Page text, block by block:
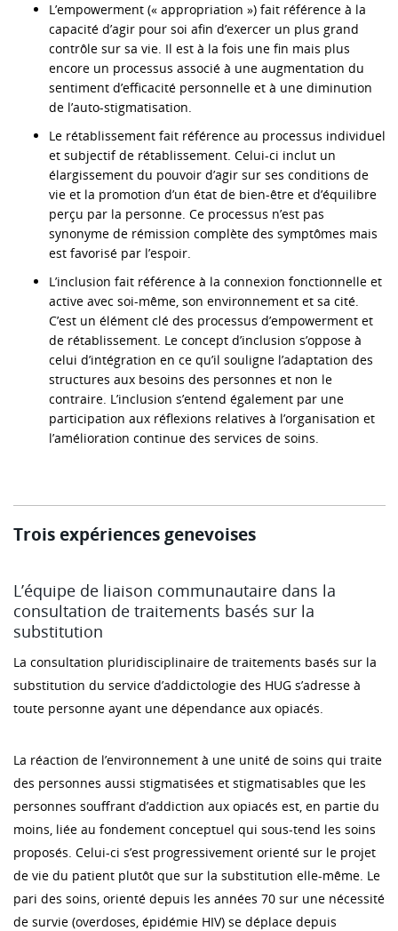
L’empowerment (« appropriation ») fait référence à la
capacité d’agir pour soi afin d’exercer un plus grand
contrôle sur sa vie. Il est à la fois une fin mais plus
encore un processus associé à une augmentation du
sentiment d’efficacité personnelle et à une diminution
de l’auto-stigmatisation.
Le rétablissement fait référence au processus individuel
et subjectif de rétablissement. Celui-ci inclut un
élargissement du pouvoir d’agir sur ses conditions de
vie et la promotion d’un état de bien-être et d’équilibre
perçu par la personne. Ce processus n’est pas
synonyme de rémission complète des symptômes mais
est favorisé par l’espoir.
L’inclusion fait référence à la connexion fonctionnelle et
active avec soi-même, son environnement et sa cité.
C’est un élément clé des processus d’empowerment et
de rétablissement. Le concept d’inclusion s’oppose à
celui d’intégration en ce qu’il souligne l’adaptation des
structures aux besoins des personnes et non le
contraire. L’inclusion s’entend également par une
participation aux réflexions relatives à l’organisation et
l’amélioration continue des services de soins.
Trois expériences genevoises
L’équipe de liaison communautaire dans la
consultation de traitements basés sur la
substitution
La consultation pluridisciplinaire de traitements basés sur la
substitution du service d’addictologie des HUG s’adresse à
toute personne ayant une dépendance aux opiacés.
La réaction de l’environnement à une unité de soins qui traite
des personnes aussi stigmatisées et stigmatisables que les
personnes souffrant d’addiction aux opiacés est, en partie du
moins, liée au fondement conceptuel qui sous-tend les soins
proposés. Celui-ci s’est progressivement orienté sur le projet
de vie du patient plutôt que sur la substitution elle-même. Le
pari des soins, orienté depuis les années 70 sur une nécessité
de survie (overdoses, épidémie HIV) se déplace depuis